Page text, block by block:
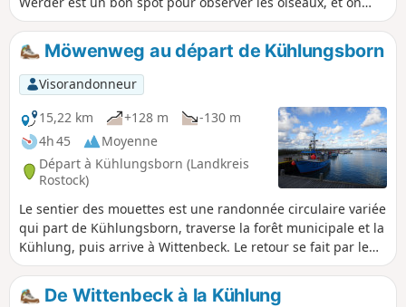
peut même parfois voir des phoques.
Möwenweg au départ de Kühlungsborn
Visorandonneur
15,22 km
+128 m
-130 m
4h 45
Moyenne
Départ à Kühlungsborn (Landkreis
Rostock)
Le sentier des mouettes est une randonnée circulaire variée
qui part de Kühlungsborn, traverse la forêt municipale et la
Kühlung, puis arrive à Wittenbeck. Le retour se fait par le
Fulgenweg, en passant par le port et la jetée, jusqu'au point
de départ à Kühlungsborn.
De Wittenbeck à la Kühlung